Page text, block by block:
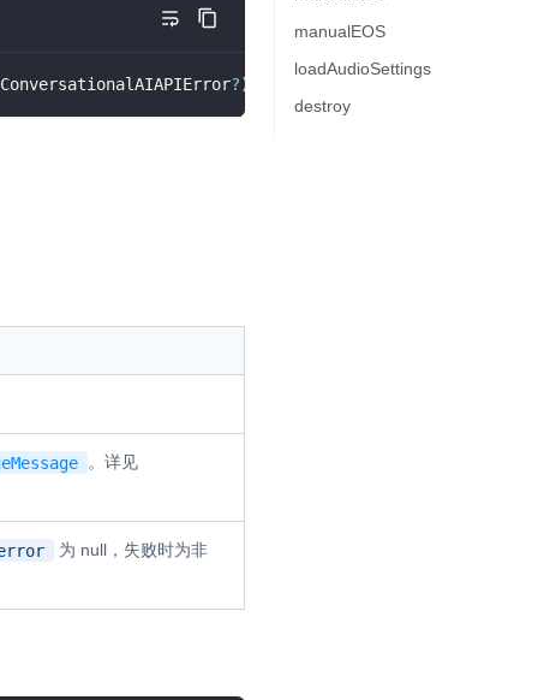
频
ConversationalAIAPIError?)
。详见
为 null，失败时为非
manualEOS
loadAudioSettings
destroy